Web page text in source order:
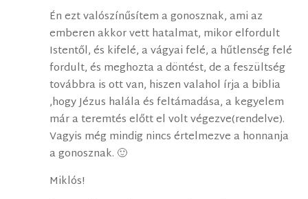
Én ezt valószínűsítem a gonosznak, ami az
emberen akkor vett hatalmat, mikor elfordult
Istentől, és kifelé, a vágyai felé, a hűtlenség felé
fordult, és meghozta a döntést, de a feszültség
továbbra is ott van, hiszen valahol írja a biblia
,hogy Jézus halála és feltámadása, a kegyelem
már a teremtés előtt el volt végezve(rendelve).
Vagyis még mindig nincs értelmezve a honnanja
a gonosznak. 🙂
Miklós!